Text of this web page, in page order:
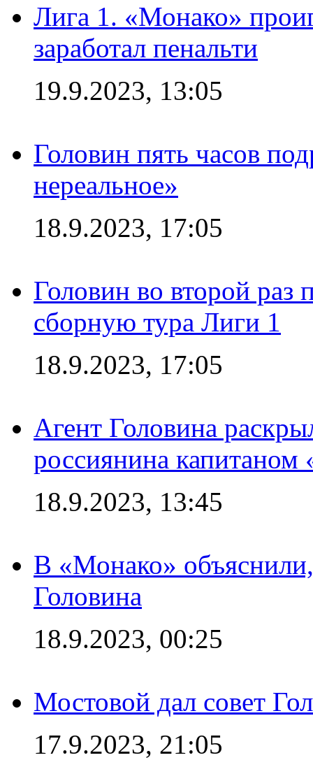
Лига 1. «Монако»
заработал пенальти
19.9.2023, 13:05
Головин пять часов
нереальное»
18.9.2023, 17:05
Головин во второй раз
сборную тура Лиги 1
18.9.2023, 17:05
Агент Головина
россиянина
18.9.2023, 13:45
В «Монако»
Головина
18.9.2023, 00:25
Мостовой дал совет
17.9.2023, 21:05